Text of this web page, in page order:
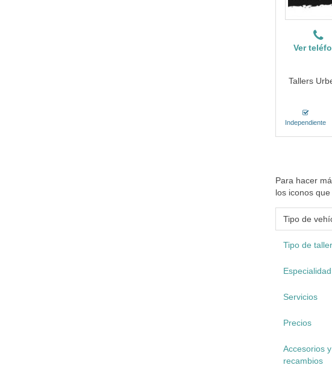
Ver
Tallers
Independiente
Para hacer
los iconos
Tipo de
Tipo de taller
Especialidad
Servicios
Precios
Accesorios y
recambios